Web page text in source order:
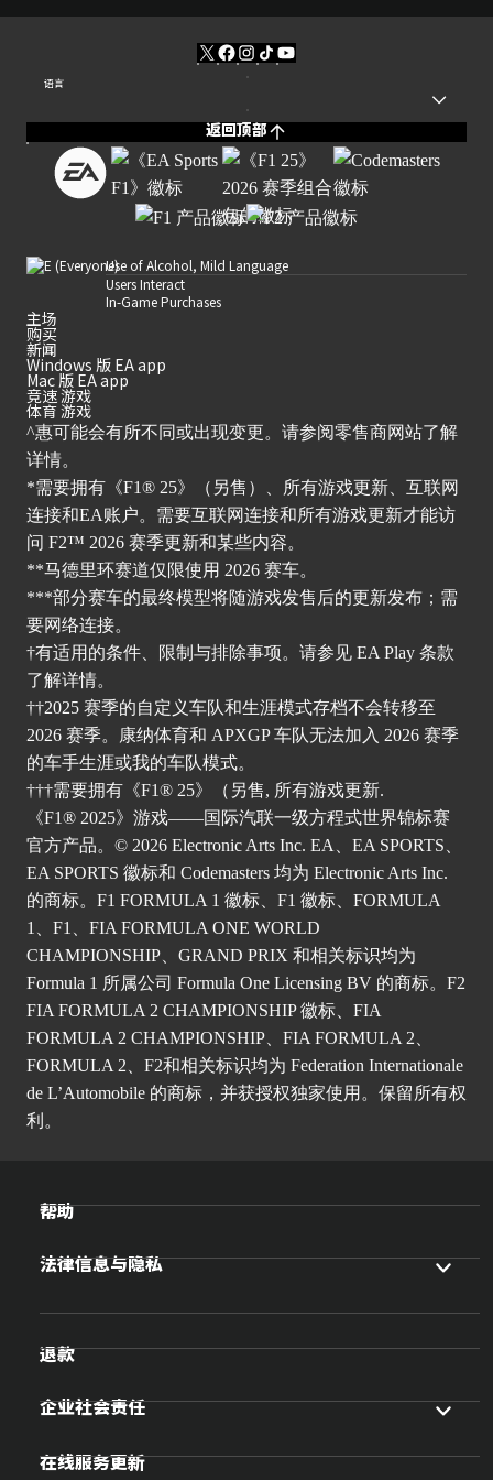
语言
返回顶部
Use of Alcohol, Mild Language
Users Interact
In-Game Purchases
主场
购买
新闻
Windows 版 EA app
Mac 版 EA app
竞速 游戏
体育 游戏
^惠可能会有所不同或出现变更。请参阅零售商网站了解
详情。
*需要拥有《F1® 25》（另售）、所有游戏更新、互联网
连接和EA账户。需要互联网连接和所有游戏更新才能访
问 F2™ 2026 赛季更新和某些内容。
**马德里环赛道仅限使用 2026 赛车。
***部分赛车的最终模型将随游戏发售后的更新发布；需
要网络连接。
†有适用的条件、限制与排除事项。请参见 EA Play 条款
了解详情。
††2025 赛季的自定义车队和生涯模式存档不会转移至
2026 赛季。康纳体育和 APXGP 车队无法加入 2026 赛季
的车手生涯或我的车队模式。
†††需要拥有《F1® 25》（另售, 所有游戏更新.
《F1® 2025》游戏——国际汽联一级方程式世界锦标赛
官方产品。© 2026 Electronic Arts Inc. EA、EA SPORTS、
EA SPORTS 徽标和 Codemasters 均为 Electronic Arts Inc.
的商标。F1 FORMULA 1 徽标、F1 徽标、FORMULA
1、F1、FIA FORMULA ONE WORLD
CHAMPIONSHIP、GRAND PRIX 和相关标识均为
Formula 1 所属公司 Formula One Licensing BV 的商标。F2
FIA FORMULA 2 CHAMPIONSHIP 徽标、FIA
FORMULA 2 CHAMPIONSHIP、FIA FORMULA 2、
FORMULA 2、F2和相关标识均为 Federation Internationale
de L’Automobile 的商标，并获授权独家使用。保留所有权
利。
帮助
法律信息与隐私
退款
企业社会责任
在线服务更新